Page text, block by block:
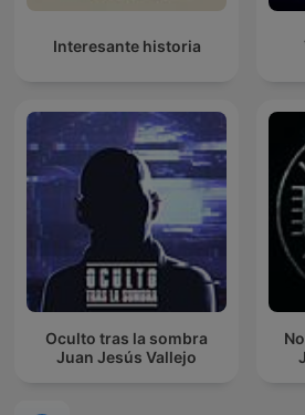
Interesante historia
Oculto tras la sombra
Juan Jesús Vallejo